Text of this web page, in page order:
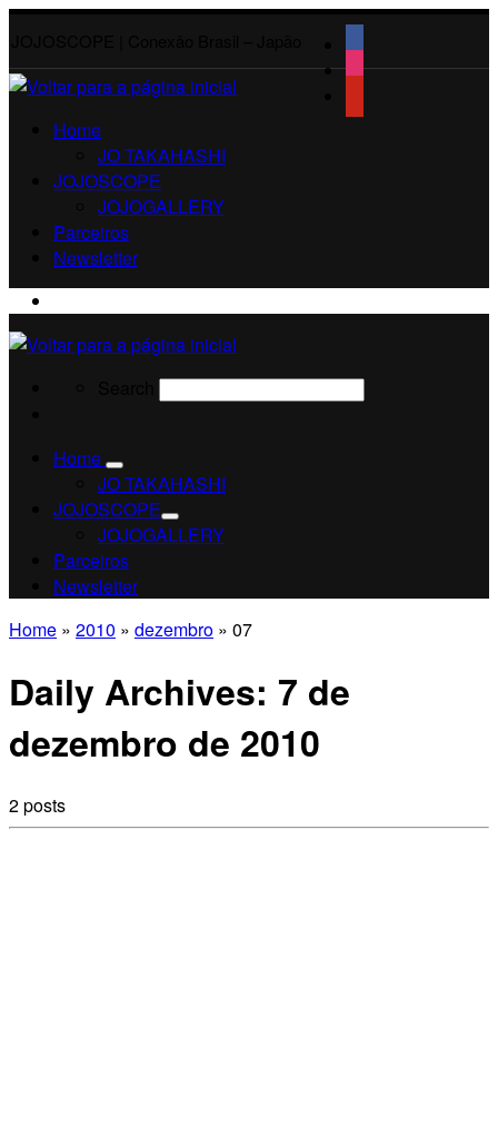
Home
JO TAKAHASHI
JOJOSCOPE
JOJOGALLERY
Parceiros
Newsletter
Home
JO TAKAHASHI
JOJOSCOPE
JOJOGALLERY
Parceiros
Newsletter
Home » 2010 » dezembro » 07
Daily Archives: 7 de
dezembro de 2010
2 posts